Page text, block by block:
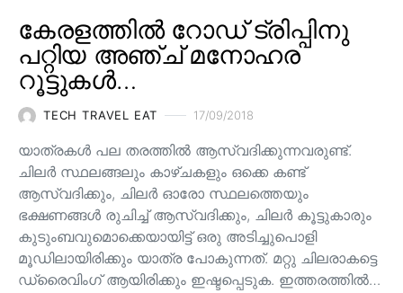
കേരളത്തിൽ റോഡ് ട്രിപ്പിനു
പറ്റിയ അഞ്ച് മനോഹര
റൂട്ടുകൾ…
TECH TRAVEL EAT 17/09/2018
യാത്രകൾ പല തരത്തിൽ ആസ്വദിക്കുന്നവരുണ്ട്.
ചിലർ സ്ഥലങ്ങലും കാഴ്ചകളും ഒക്കെ കണ്ട്
ആസ്വദിക്കും, ചിലർ ഓരോ സ്ഥലത്തെയും
ഭക്ഷണങ്ങൾ രുചിച്ച് ആസ്വദിക്കും, ചിലർ കൂട്ടുകാരും
കുടുംബവുമൊക്കെയായിട്ട് ഒരു അടിച്ചുപൊളി
മൂഡിലായിരിക്കും യാത്ര പോകുന്നത്. മറ്റു ചിലരാകട്ടെ
ഡ്രൈവിംഗ് ആയിരിക്കും ഇഷ്ടപ്പെടുക. ഇത്തരത്തിൽ…